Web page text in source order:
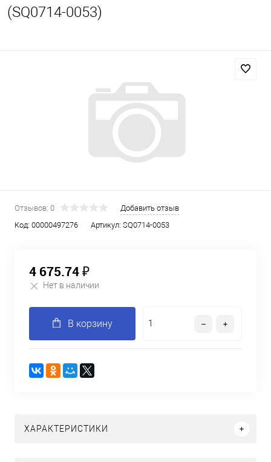
(SQ0714-0053)
Отзывов: 0
Добавить отзыв
Код: 00000497276 Артикул: SQ0714-0053
4 675.74 ₽
Нет в наличии
В корзину
ХАРАКТЕРИСТИКИ